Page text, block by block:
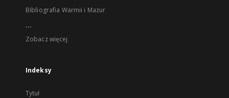
Bibliografia Warmii i Mazur
...
Zobacz więcej
Indeksy
Tytuł